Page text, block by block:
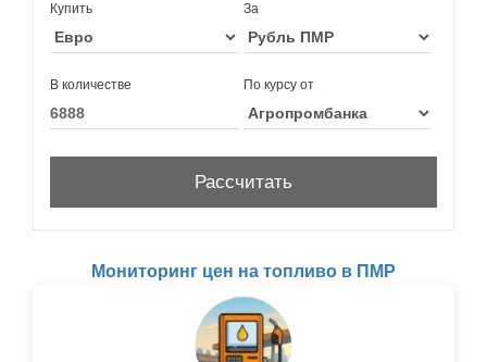
Купить За
В количестве По курсу от
Мониторинг цен на топливо в ПМР